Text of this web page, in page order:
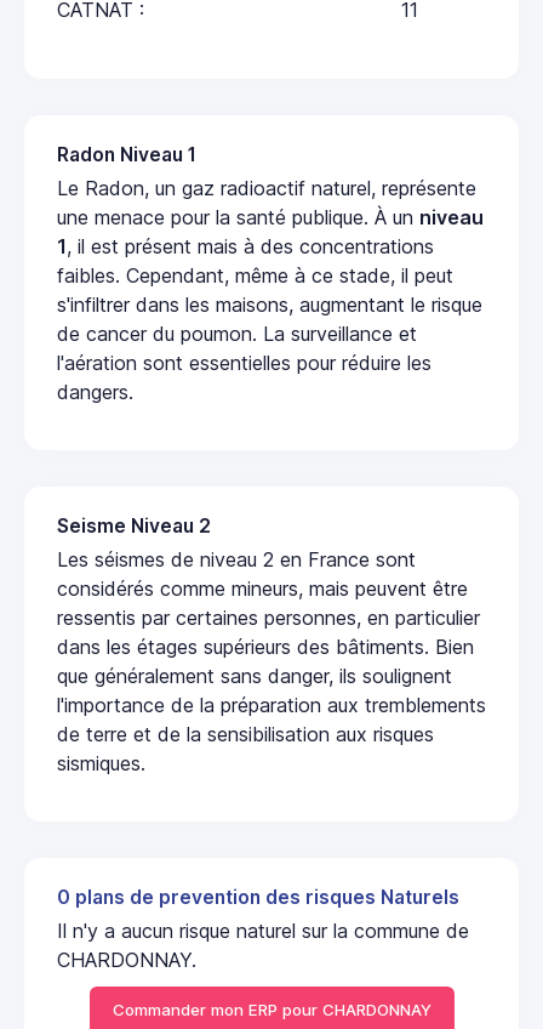
CATNAT : 11
Radon Niveau 1
Le Radon, un gaz radioactif naturel, représente
une menace pour la santé publique. À un niveau
1, il est présent mais à des concentrations
faibles. Cependant, même à ce stade, il peut
s'infiltrer dans les maisons, augmentant le risque
de cancer du poumon. La surveillance et
l'aération sont essentielles pour réduire les
dangers.
Seisme Niveau 2
Les séismes de niveau 2 en France sont
considérés comme mineurs, mais peuvent être
ressentis par certaines personnes, en particulier
dans les étages supérieurs des bâtiments. Bien
que généralement sans danger, ils soulignent
l'importance de la préparation aux tremblements
de terre et de la sensibilisation aux risques
sismiques.
0 plans de prevention des risques Naturels
Il n'y a aucun risque naturel sur la commune de
CHARDONNAY.
Commander mon ERP pour CHARDONNAY